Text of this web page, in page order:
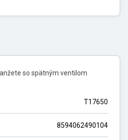
so spätným ventilom
T17650
8594062490104